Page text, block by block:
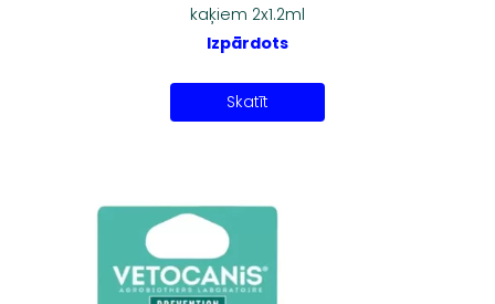
kaķiem 2x1.2ml
Izpārdots
Skatīt